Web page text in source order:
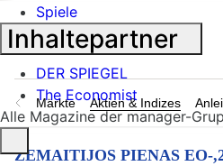
Märkte Aktien & Indizes
ZEMAITIJOS PIENAS EO-
Spiele
Inhaltepartner
DER SPIEGEL
The Economist
Alle Magazine der manager-